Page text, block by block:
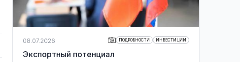
08.07.2026 ПОДРОБНОСТИ ИНВЕСТИЦИИ
Экспортный потенциал